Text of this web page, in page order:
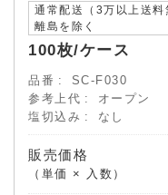
通常配送（3万以上送
離島を除く
100枚/ケース
品番
SC-F030
参考上代
オープン
塩切込み
なし
販売価格
（単価 × 入数）